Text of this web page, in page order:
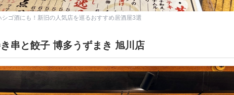
シゴ酒にも！新旧の人気店を巡るおすすめ居酒屋3選
串と餃子 博多うずまき 旭川店